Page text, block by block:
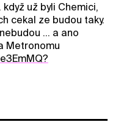
už byli Chemici,
cekal ze budou taky.
... a ano
Metronomu